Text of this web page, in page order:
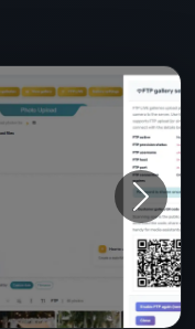
תצוגת מוצר FTP Live
Next